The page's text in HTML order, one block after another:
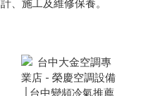
計、施工及維修保養。